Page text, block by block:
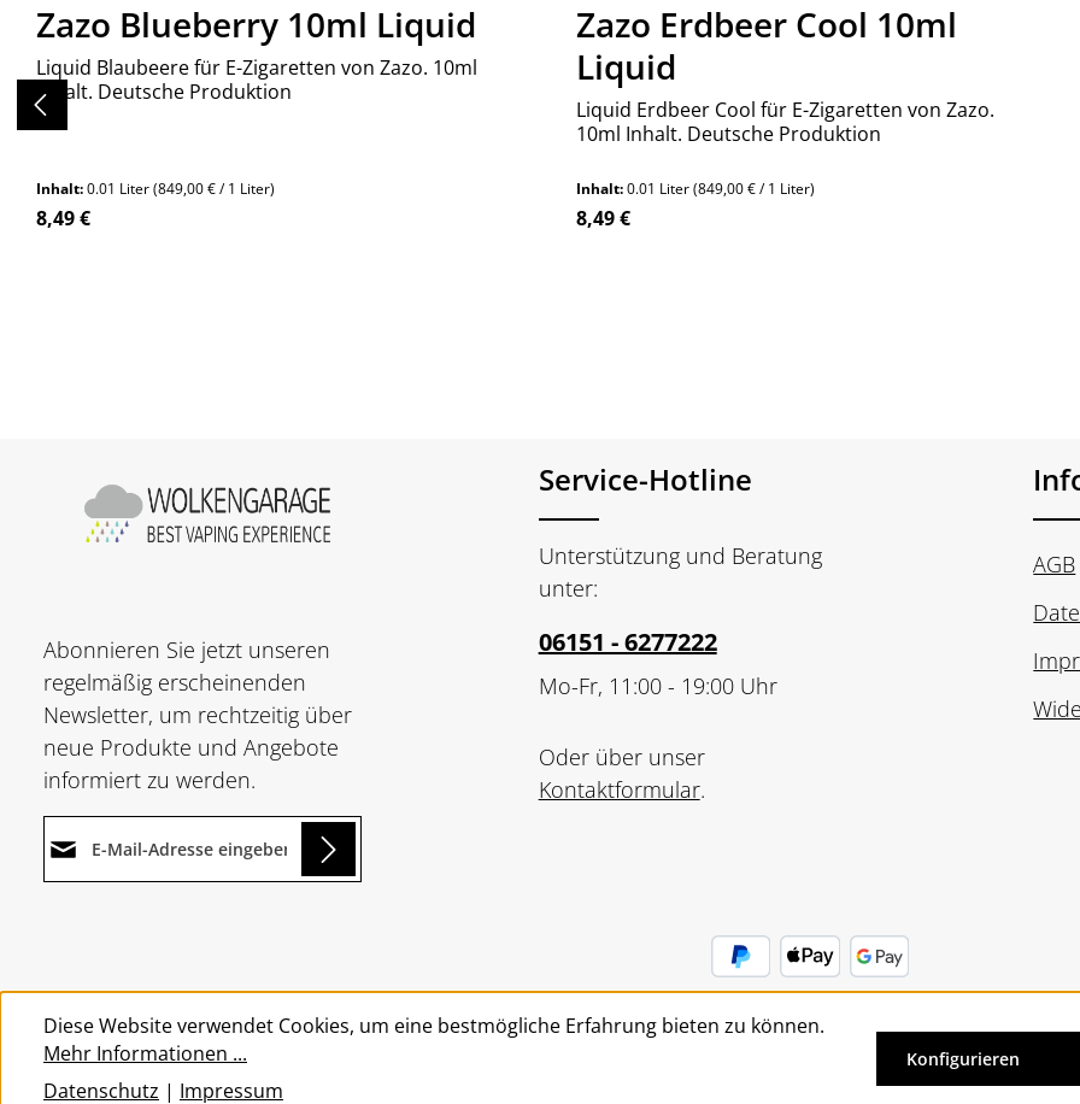
Zazo Blueberry 10ml Liquid
Liquid Blaubeere für E-Zigaretten von Zazo. 10ml
Inhalt. Deutsche Produktion
Inhalt:0.01 Liter(849,00 € / 1 Liter)
Regulärer Preis:
8,49 €
Zazo Erdbeer Cool 10ml
Liquid
Liquid Erdbeer Cool für E-Zigaretten von Zazo.
10ml Inhalt. Deutsche Produktion
Inhalt:0.01 Liter(849,00 € / 1 Liter)
Regulärer Preis:
8,49 €
Abonnieren Sie jetzt unseren
regelmäßig erscheinenden
Newsletter, um rechtzeitig über
neue Produkte und Angebote
informiert zu werden.
zur Kenntnis genommen und
dieAGBgelesen und bin mit
ihnen einverstanden.
die oben abgebildeten Zeichen
ein*
Pflichtfelder.
Service-Hotline
Unterstützung und Beratung
unter:
06151 - 6277222
Mo-Fr, 11:00 - 19:00 Uhr
Oder über unser
Kontaktformular.
AGB
© 2026 Wolkengarage - with Alle Preise inkl. gesetzl. Mehrwertsteuer zzgl.Versandkosten
Diese Website verwendet Cookies, um eine bestmögliche Erfahrung bieten zu können.
Mehr Informationen ...
Datenschutz | Impressum
Konfigurieren